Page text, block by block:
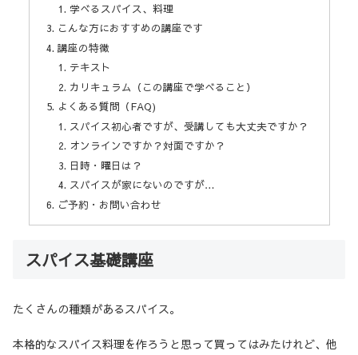
学べるスパイス、料理
こんな方におすすめの講座です
講座の特徴
テキスト
カリキュラム（この講座で学べること）
よくある質問（FAQ)
スパイス初心者ですが、受講しても大丈夫ですか？
オンラインですか？対面ですか？
日時・曜日は？
スパイスが家にないのですが…
ご予約・お問い合わせ
スパイス基礎講座
たくさんの種類があるスパイス。
本格的なスパイス料理を作ろうと思って買ってはみたけれど、他